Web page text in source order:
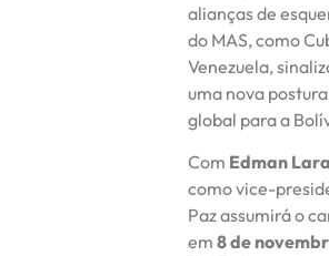
alianças de
do MAS, como
Venezuela,
uma nova postura
global para a
Com Edman Lara
como vice-
Paz assumirá o
em8 de